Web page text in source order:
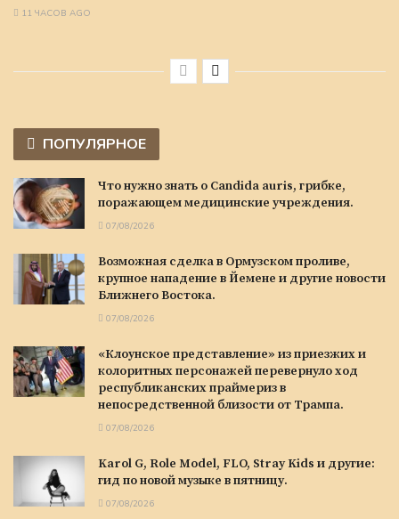
11 ЧАСОВ AGO
ПОПУЛЯРНОЕ
Что нужно знать о Candida auris, грибке,
поражающем медицинские учреждения.
07/08/2026
Возможная сделка в Ормузском проливе,
крупное нападение в Йемене и другие новости
Ближнего Востока.
07/08/2026
«Клоунское представление» из приезжих и
колоритных персонажей перевернуло ход
республиканских праймериз в
непосредственной близости от Трампа.
07/08/2026
Karol G, Role Model, FLO, Stray Kids и другие:
гид по новой музыке в пятницу.
07/08/2026